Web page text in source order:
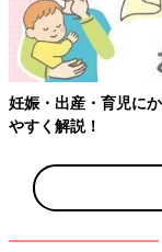
【ワクチン接種でき